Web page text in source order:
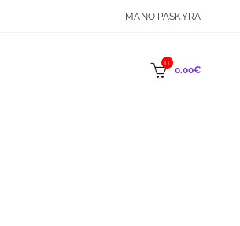
MANO PASKYRA
0
0.00€